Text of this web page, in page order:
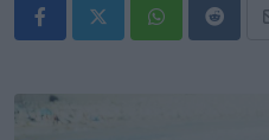
WhatsappReddit